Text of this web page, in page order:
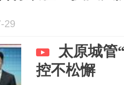
29
太原城管
控不松懈